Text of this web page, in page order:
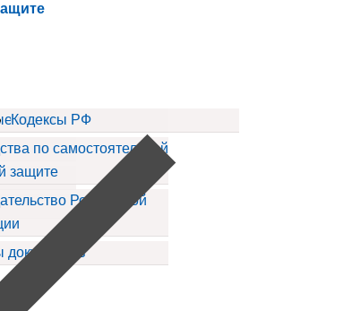
статьи
по самостоятельной
защите
Российской
Кодексы РФ
документов